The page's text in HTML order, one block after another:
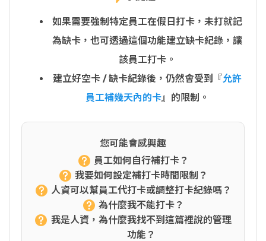
如果需要強制特定員工在假日打卡，未打就記
為缺卡，也可透過這個功能建立缺卡紀錄，讓
該員工打卡。
建立好空卡 / 缺卡紀錄後，仍然會受到『允許
員工補幾天內的卡』的限制。
您可能會感興趣
員工如何自行補打卡？
我要如何設定補打卡時間限制？
人資可以幫員工代打卡或調整打卡紀錄嗎？
為什麼我不能打卡？
我是人資，為什麼我找不到這篇裡說的管理
功能？